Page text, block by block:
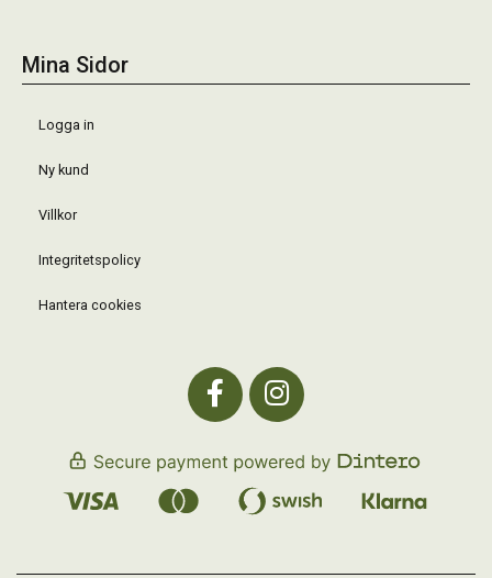
Mina Sidor
Logga in
Ny kund
Villkor
Integritetspolicy
Hantera cookies